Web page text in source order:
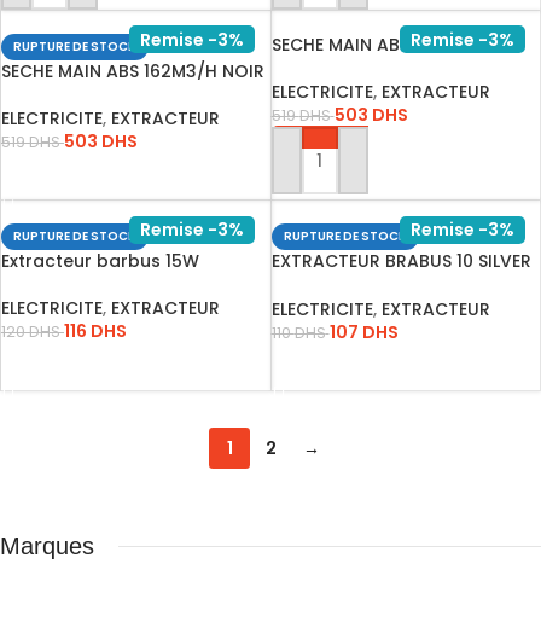
Remise -3%
RUPTURE DE STOCK
SECHE MAIN ABS 162M3/H NOIR
ELECTRICITE, EXTRACTEUR
519DHS 503 DHS
Remise -3%
SECHE MAIN ABS 162M3/H
ELECTRICITE, EXTRACTEUR
519DHS503 DHS
AJOUTER AU PANIER
Remise -3%
RUPTURE DE STOCK
Extracteur barbus 15W
ELECTRICITE, EXTRACTEUR
120DHS116 DHS
Remise -3%
RUPTURE DE STOCK
EXTRACTEUR BRABUS 10 SILVER
ELECTRICITE, EXTRACTEUR
110DHS107 DHS
1 2 →
Marques